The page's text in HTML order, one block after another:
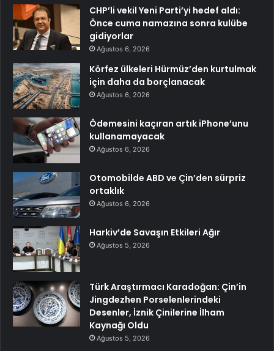
CHP’li vekil Yeni Parti’yi hedef aldı:
Önce cuma namazına sonra kulübe
gidiyorlar
Ağustos 6, 2026
Körfez ülkeleri Hürmüz’den kurtulmak
için daha da borçlanacak
Ağustos 6, 2026
Ödemesini kaçıran artık iPhone’unu
kullanamayacak
Ağustos 6, 2026
Otomobilde ABD ve Çin’den sürpriz
ortaklık
Ağustos 6, 2026
Harkiv’de Savaşın Etkileri Ağır
Ağustos 5, 2026
Türk Araştırmacı Karadoğan: Çin’in
Jingdezhen Porselenlerindeki
Desenler, İznik Çinilerine İlham
Kaynağı Oldu
Ağustos 5, 2026